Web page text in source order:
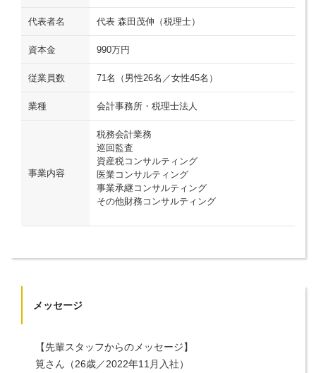
代表者名 代表 森田茂伸（税理士）
資本金 990万円
従業員数 71名（男性26名／女性45名）
業種 会計事務所・税理士法人
事業内容
税務会計業務
巡回監査
資産税コンサルティング
医業コンサルティング
事業承継コンサルティング
その他財務コンサルティング
メッセージ
【先輩スタッフからのメッセージ】
筧さん（26歳／2022年11月入社）